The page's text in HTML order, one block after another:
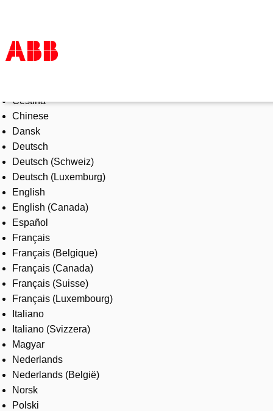
Products & Solutions
Industries
Services
About us
Where to buy
Contact us
Careers
Čeština
Chinese
Dansk
Deutsch
Deutsch (Schweiz)
Deutsch (Luxemburg)
English
English (Canada)
Español
Français
Français (Belgique)
Français (Canada)
Français (Suisse)
Français (Luxembourg)
Italiano
Italiano (Svizzera)
Magyar
Nederlands
Nederlands (België)
Norsk
Polski